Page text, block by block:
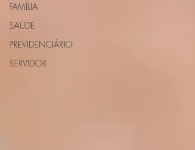
FAMÍLIA
SAÚDE
PREVIDENCIÁRIO
SERVIDOR